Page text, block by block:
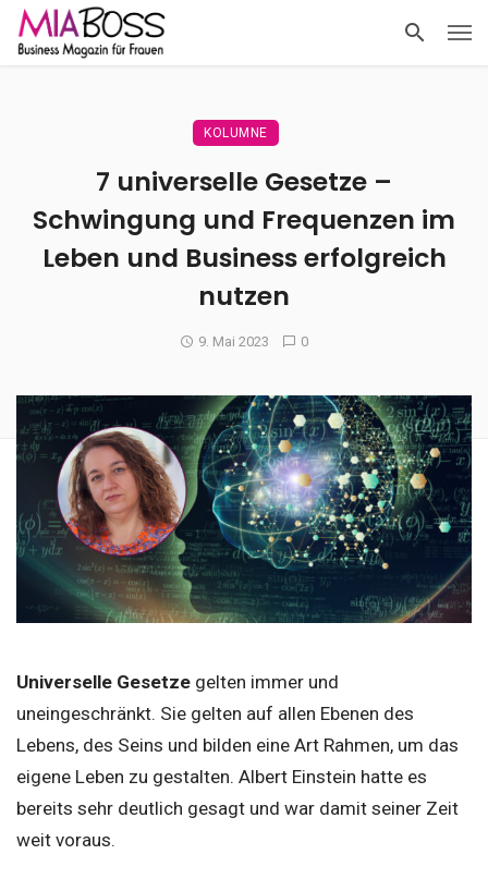
KOLUMNE
7 universelle Gesetze –
Schwingung und Frequenzen im
Leben und Business erfolgreich
nutzen
9. Mai 2023 0
Universelle Gesetze gelten immer und
uneingeschränkt. Sie gelten auf allen Ebenen des
Lebens, des Seins und bilden eine Art Rahmen, um das
eigene Leben zu gestalten. Albert Einstein hatte es
bereits sehr deutlich gesagt und war damit seiner Zeit
weit voraus.